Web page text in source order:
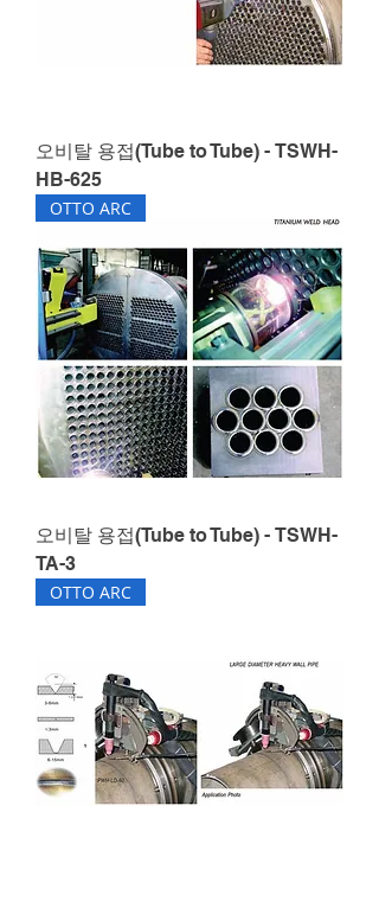
오비탈 용접(Tube to Tube) - TSWH-
HB-625
OTTO ARC
오비탈 용접(Tube to Tube) - TSWH-
TA-3
OTTO ARC